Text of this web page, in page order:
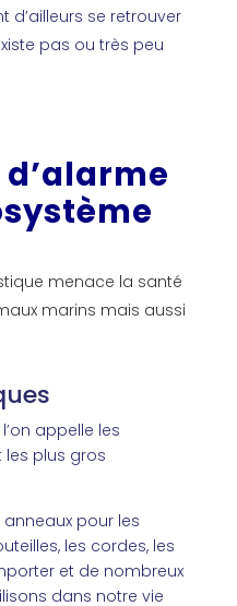
d’ailleurs se retrouver
pas ou très peu
menace la santé
marins mais aussi
appelle les
plus gros
pour les
les cordes, les
et de nombreux
dans notre vie